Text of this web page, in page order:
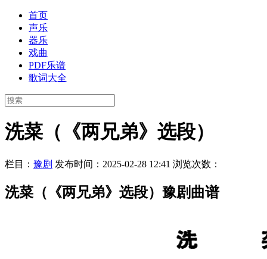
首页
声乐
器乐
戏曲
PDF乐谱
歌词大全
洗菜（《两兄弟》选段）
栏目： 豫剧 发布时间：2025-02-28 12:41 浏览次数：
洗菜（《两兄弟》选段）豫剧曲谱